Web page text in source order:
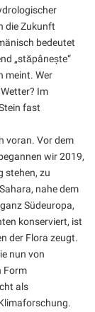
die Zukunft
bedeutet
„stăpânește“
meint. Wer
Im
fast
voran. Vor dem
wir 2019,
stehen, zu
nahe dem
Südeuropa,
konserviert, ist
der Flora zeugt.
nun von
Form
als